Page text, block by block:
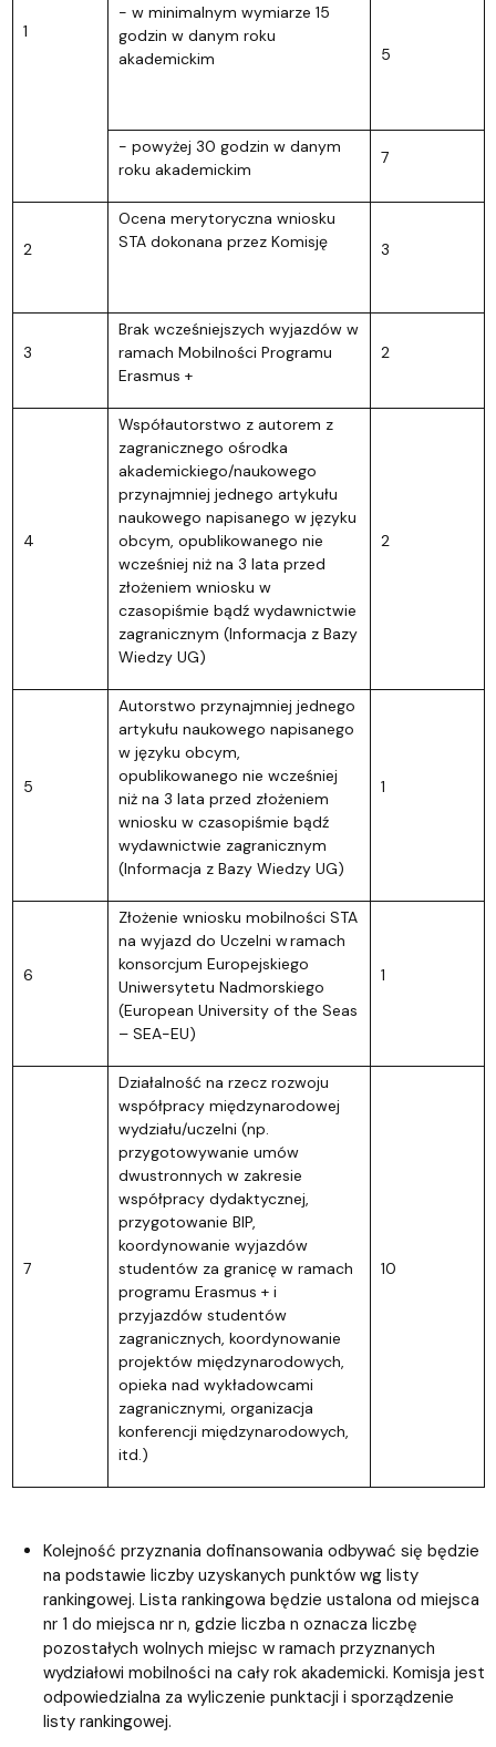
1
- w minimalnym wymiarze 15
godzin w danym roku
akademickim
5
- powyżej 30 godzin w danym
roku akademickim
7
2
Ocena merytoryczna wniosku
STA dokonana przez Komisję
3
3
Brak wcześniejszych wyjazdów w
ramach Mobilności Programu
Erasmus +
2
4
Współautorstwo z autorem z
zagranicznego ośrodka
akademickiego/naukowego
przynajmniej jednego artykułu
naukowego napisanego w języku
obcym, opublikowanego nie
wcześniej niż na 3 lata przed
złożeniem wniosku w
czasopiśmie bądź wydawnictwie
zagranicznym (Informacja z Bazy
Wiedzy UG)
2
5
Autorstwo przynajmniej jednego
artykułu naukowego napisanego
w języku obcym,
opublikowanego nie wcześniej
niż na 3 lata przed złożeniem
wniosku w czasopiśmie bądź
wydawnictwie zagranicznym
(Informacja z Bazy Wiedzy UG)
1
6
Złożenie wniosku mobilności STA
na wyjazd do Uczelni w ramach
konsorcjum Europejskiego
Uniwersytetu Nadmorskiego
(European University of the Seas
– SEA-EU)
1
7
Działalność na rzecz rozwoju
współpracy międzynarodowej
wydziału/uczelni (np.
przygotowywanie umów
dwustronnych w zakresie
współpracy dydaktycznej,
przygotowanie BIP,
koordynowanie wyjazdów
studentów za granicę w ramach
programu Erasmus + i
przyjazdów studentów
zagranicznych, koordynowanie
projektów międzynarodowych,
opieka nad wykładowcami
zagranicznymi, organizacja
konferencji międzynarodowych,
itd.)
10
Kolejność przyznania dofinansowania odbywać się będzie
na podstawie liczby uzyskanych punktów wg listy
rankingowej. Lista rankingowa będzie ustalona od miejsca
nr 1 do miejsca nr n, gdzie liczba n oznacza liczbę
pozostałych wolnych miejsc w ramach przyznanych
wydziałowi mobilności na cały rok akademicki. Komisja jest
odpowiedzialna za wyliczenie punktacji i sporządzenie
listy rankingowej.